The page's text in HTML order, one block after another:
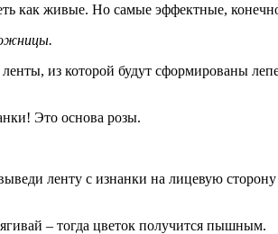
как живые. Но самые эффектные,
из которой будут сформированы
Это основа розы.
ленту с изнанки на лицевую
– тогда цветок получится пышным.